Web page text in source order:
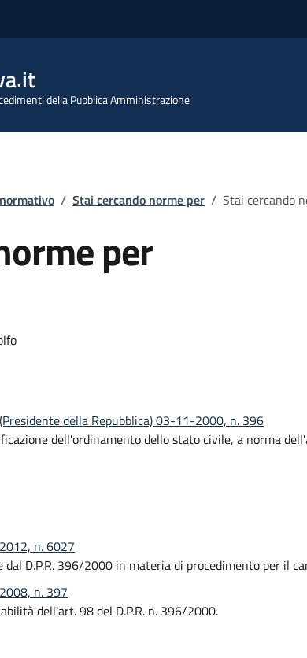
della Pubblica Amministrazione
/ Stai cercando norme per / Stai cercando
per
della Repubblica) 03-11-2000, n. 396
dell'ordinamento dello stato civile, a norma
n. 6027
dal D.P.R. 396/2000 in materia di procedimento per il
n. 397
dell'art. 98 del D.P.R. n. 396/2000.